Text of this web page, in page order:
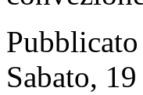
Sabato,